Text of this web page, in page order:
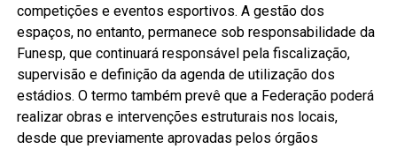
competições e eventos esportivos. A gestão dos
espaços, no entanto, permanece sob responsabilidade da
Funesp, que continuará responsável pela fiscalização,
supervisão e definição da agenda de utilização dos
estádios. O termo também prevê que a Federação poderá
realizar obras e intervenções estruturais nos locais,
desde que previamente aprovadas pelos órgãos